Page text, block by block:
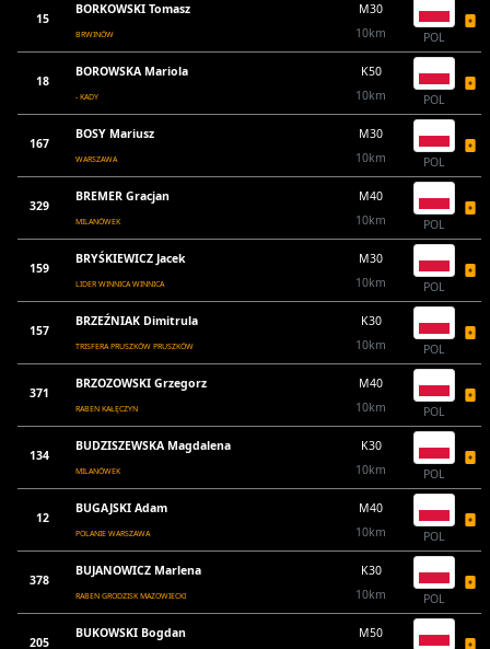
15
BORKOWSKI Tomasz
BRWINÓW
M30
10km
POL
18
BOROWSKA Mariola
- KADY
K50
10km
POL
167
BOSY Mariusz
WARSZAWA
M30
10km
POL
329
BREMER Gracjan
MILANÓWEK
M40
10km
POL
159
BRYŚKIEWICZ Jacek
LIDER WINNICA WINNICA
M30
10km
POL
157
BRZEŹNIAK Dimitrula
TRISFERA PRUSZKÓW PRUSZKÓW
K30
10km
POL
371
BRZOZOWSKI Grzegorz
RABEN KAŁĘCZYN
M40
10km
POL
134
BUDZISZEWSKA Magdalena
MILANÓWEK
K30
10km
POL
12
BUGAJSKI Adam
POLANIE WARSZAWA
M40
10km
POL
378
BUJANOWICZ Marlena
RABEN GRODZISK MAZOWIECKI
K30
10km
POL
205
BUKOWSKI Bogdan
M50